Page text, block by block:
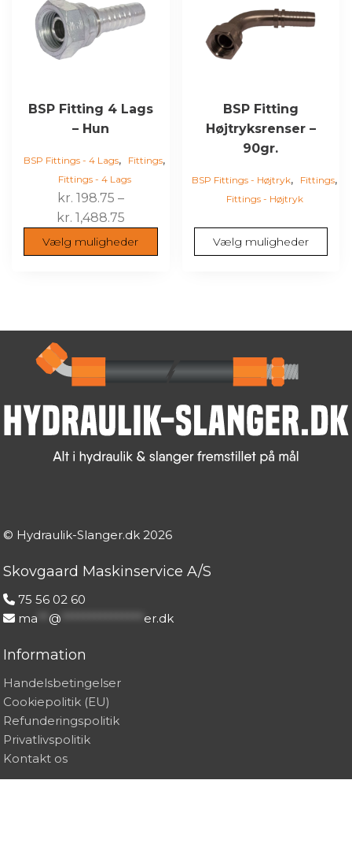
BSP Fitting 4 Lags
– Hun
BSP Fittings - 4 Lags, Fittings,
Fittings - 4 Lags
kr. 198.75 –
kr. 1,488.75Prisinterval:
kr. 198.75
til
Vælg muligheder
varianter.
Mulighederne
varesiden
BSP Fitting
Højtryksrenser –
90gr.
BSP Fittings - Højtryk, Fittings,
Fittings - Højtryk
Vælg muligheder
Mulighederne
varesiden
© Hydraulik-Slanger.dk2026
Skovgaard Maskinservice A/S
75 56 02 60
ma
@ er.dk
Information
Handelsbetingelser
Cookiepolitik (EU)
Refunderingspolitik
Privatlivspolitik
Kontakt os